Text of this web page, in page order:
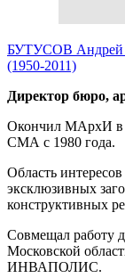
БУТУСОВ Андрей
(1950-2011)
Директор бюро,
Окончил МАрхИ в
СМА с 1980 года.
Область
эксклюзивных
конструктивных
Совмещал работу
Московской
ИНВАПОЛИС.